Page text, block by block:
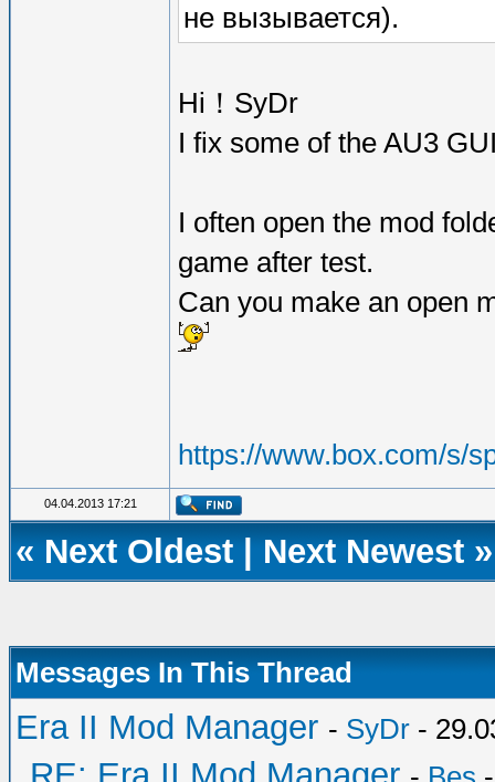
не вызывается).
Hi！SyDr
I fix some of the AU3
I often open the mod
game after test.
Can you make an open
https://www.box.com/s/
04.04.2013 17:21
« Next Oldest Next Newest »
Messages In This Thread
Era II Mod Manager - SyDr -